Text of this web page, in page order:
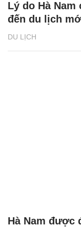
DU LỊCH
Lý do Hà
đến du lịch
Hà Nam được